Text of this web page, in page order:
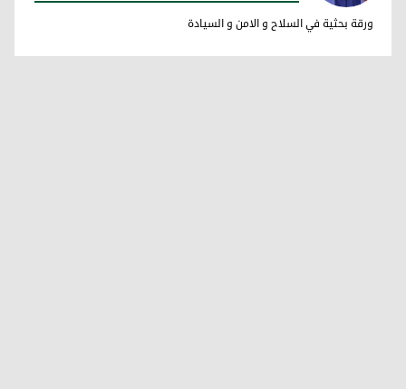
فاضل ميراني
ورقة بحثية في السلاح و الامن و السيادة